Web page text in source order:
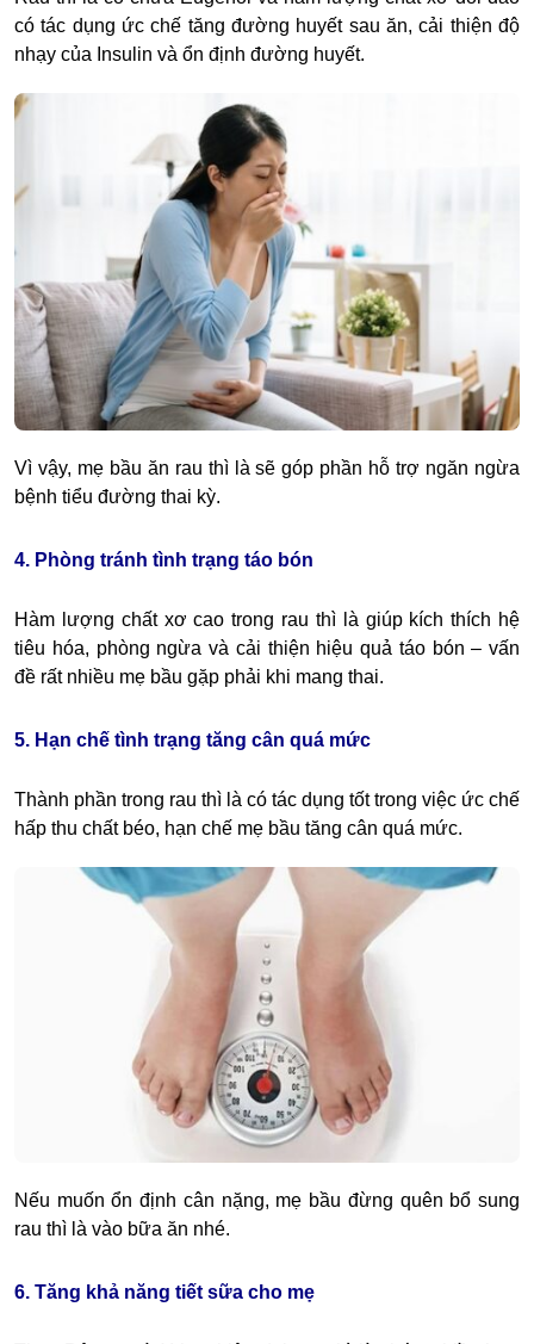
có tác dụng ức chế tăng đường huyết sau ăn, cải thiện độ
nhạy của Insulin và ổn định đường huyết.
Vì vậy, mẹ bầu ăn rau thì là sẽ góp phần hỗ trợ ngăn ngừa
bệnh tiểu đường thai kỳ.
4. Phòng tránh tình trạng táo bón
Hàm lượng chất xơ cao trong rau thì là giúp kích thích hệ
tiêu hóa, phòng ngừa và cải thiện hiệu quả táo bón – vấn
đề rất nhiều mẹ bầu gặp phải khi mang thai.
5. Hạn chế tình trạng tăng cân quá mức
Thành phần trong rau thì là có tác dụng tốt trong việc ức chế
hấp thu chất béo, hạn chế mẹ bầu tăng cân quá mức.
Nếu muốn ổn định cân nặng, mẹ bầu đừng quên bổ sung
rau thì là vào bữa ăn nhé.
6. Tăng khả năng tiết sữa cho mẹ